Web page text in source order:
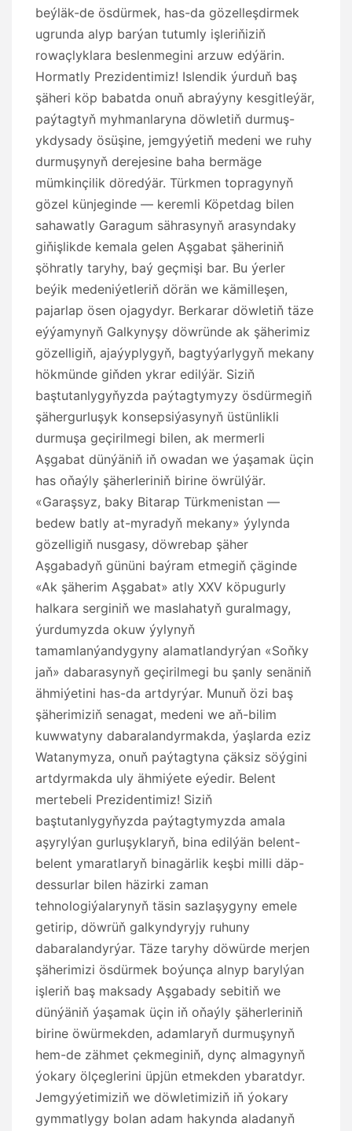
beýläk-de ösdürmek, has-da gözelleşdirmek
ugrunda alyp barýan tutumly işleriňiziň
rowaçlyklara beslenmegini arzuw edýärin.
Hormatly Prezidentimiz! Islendik ýurduň baş
şäheri köp babatda onuň abraýyny kesgitleýär,
paýtagtyň myhmanlaryna döwletiň durmuş-
ykdysady ösüşine, jemgyýetiň medeni we ruhy
durmuşynyň derejesine baha bermäge
mümkinçilik döredýär. Türkmen topragynyň
gözel künjeginde — keremli Köpetdag bilen
sahawatly Garagum sährasynyň arasyndaky
giňişlikde kemala gelen Aşgabat şäheriniň
şöhratly taryhy, baý geçmişi bar. Bu ýerler
beýik medeniýetleriň dörän we kämilleşen,
pajarlap ösen ojagydyr. Berkarar döwletiň täze
eýýamynyň Galkynyşy döwründe ak şäherimiz
gözelligiň, ajaýyplygyň, bagtyýarlygyň mekany
hökmünde giňden ykrar edilýär. Siziň
baştutanlygyňyzda paýtagtymyzy ösdürmegiň
şähergurluşyk konsepsiýasynyň üstünlikli
durmuşa geçirilmegi bilen, ak mermerli
Aşgabat dünýäniň iň owadan we ýaşamak üçin
has oňaýly şäherleriniň birine öwrülýär.
«Garaşsyz, baky Bitarap Türkmenistan —
bedew batly at-myradyň mekany» ýylynda
gözelligiň nusgasy, döwrebap şäher
Aşgabadyň gününi baýram etmegiň çäginde
«Ak şäherim Aşgabat» atly XXV köpugurly
halkara serginiň we maslahatyň guralmagy,
ýurdumyzda okuw ýylynyň
tamamlanýandygyny alamatlandyrýan «Soňky
jaň» dabarasynyň geçirilmegi bu şanly senäniň
ähmiýetini has-da artdyrýar. Munuň özi baş
şäherimiziň senagat, medeni we aň-bilim
kuwwatyny dabaralandyrmakda, ýaşlarda eziz
Watanymyza, onuň paýtagtyna çäksiz söýgini
artdyrmakda uly ähmiýete eýedir. Belent
mertebeli Prezidentimiz! Siziň
baştutanlygyňyzda paýtagtymyzda amala
aşyrylýan gurluşyklaryň, bina edilýän belent-
belent ymaratlaryň binagärlik keşbi milli däp-
dessurlar bilen häzirki zaman
tehnologiýalarynyň täsin sazlaşygyny emele
getirip, döwrüň galkyndyryjy ruhuny
dabaralandyrýar. Täze taryhy döwürde merjen
şäherimizi ösdürmek boýunça alnyp barylýan
işleriň baş maksady Aşgabady sebitiň we
dünýäniň ýaşamak üçin iň oňaýly şäherleriniň
birine öwürmekden, adamlaryň durmuşynyň
hem-de zähmet çekmeginiň, dynç almagynyň
ýokary ölçeglerini üpjün etmekden ybaratdyr.
Jemgyýetimiziň we döwletimiziň iň ýokary
gymmatlygy bolan adam hakynda aladanyň